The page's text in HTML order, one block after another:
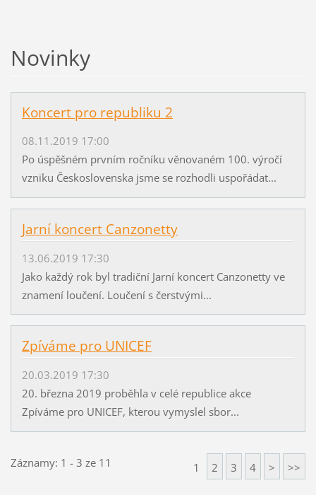
Novinky
Koncert pro republiku 2
08.11.2019 17:00
Po úspěšném prvním ročníku věnovaném 100. výročí
vzniku Československa jsme se rozhodli uspořádat...
Jarní koncert Canzonetty
13.06.2019 17:30
Jako každý rok byl tradiční Jarní koncert Canzonetty ve
znamení loučení. Loučení s čerstvými...
Zpíváme pro UNICEF
20.03.2019 17:30
20. března 2019 proběhla v celé republice akce
Zpíváme pro UNICEF, kterou vymyslel sbor...
Záznamy: 1 - 3 ze 11 1 2 3 4 > >>